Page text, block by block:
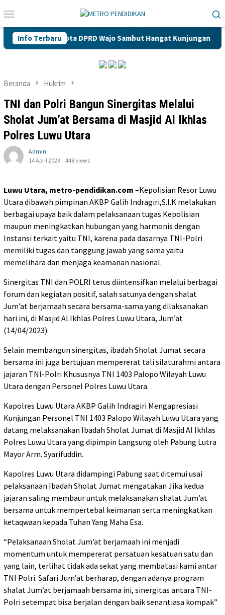
ke
kontenMobile
Info Terbaru
dan Anggota DPRD Wajo Sambut Hangat Kunjungan
Beranda Hukrim
TNI dan Polri Bangun Sinergitas Melalui
Sholat Jum’at Bersama di Masjid Al Ikhlas
Polres Luwu Utara
Admin
14 April 2023
448 views
Luwu Utara, metro-pendidikan.com –Kepolisian Resor Luwu
Utara dibawah pimpinan AKBP Galih Indragiri,S.I.K melakukan
berbagai upaya baik dalam pelaksanaan tugas Kepolisian
maupun meningkatkan hubungan yang harmonis dengan
Instansi terkait yaitu TNI, karena pada dasarnya TNI-Polri
memiliki tugas dan tanggung jawab yang sama yaitu
memelihara dan menjaga keamanan nasional.
Sinergitas TNI dan POLRI terus diintensifkan melalui berbagai
forum dan kegiatan positif, salah satunya dengan shalat
Jum’at berjamaah secara bersama-sama yang dilaksanakan
hari ini, di Masjid Al Ikhlas Polres Luwu Utara, Jum’at
(14/04/2023).
Selain membangun sinergitas, ibadah Sholat Jumat secara
bersama ini juga bertujuan mempererat tali silaturahmi antara
jajaran TNI-Polri Khususnya TNI 1403 Palopo Wilayah Luwu
Utara dengan Personel Polres Luwu Utara.
Kapolres Luwu Utara AKBP Galih Indragiri Mengapresiasi
Kunjungan Personel TNI 1403 Palopo Wilayah Luwu Utara yang
datang melaksanakan Ibadah Sholat Jumat di Masjid Al Ikhlas
Polres Luwu Utara yang dipimpin Langsung oleh Pabung Lutra
Mayor Arm. Syarifuddin.
Kapolres Luwu Utara didampingi Pabung saat ditemui usai
pelaksanaan Ibadah Sholat Jumat mengatakan Jika kedua
jajaran saling membaur untuk melaksanakan shalat Jum’at
bersama untuk mempertebal keimanan serta meningkatkan
ketaqwaan kepada Tuhan Yang Maha Esa.
“Pelaksanaan Sholat Jum’at berjamaah ini menjadi
momentum untuk mempererat persatuan kesatuan satu dan
yang lain, terlihat tidak ada sekat yang membatasi kami antar
TNI Polri. Safari Jum’at berharap, dengan adanya program
shalat Jum’at berjamaah bersama ini, sinergitas antara TNI-
Polri setempat bisa berjalan dengan baik senantiasa kompak”